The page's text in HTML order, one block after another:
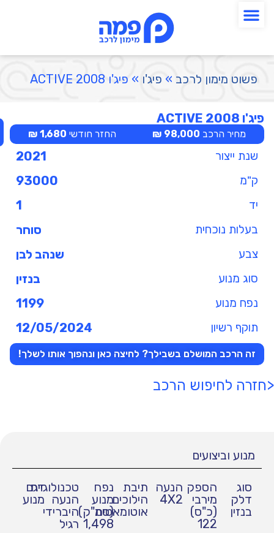
פשוט מימון לרכב » פיג'ו » פיג'ו 2008 ACTIVE
פיג'ו 2008 ACTIVE
מחיר הרכב 98,000 ₪ החזר חודשי 1,680 ₪
שנת ייצור 2021
ק"מ 93000
יד 1
בעלות נוכחית סוחר
צבע שנהב לבן
סוג מנוע בנזין
נפח מנוע 1199
תוקף רשיון 12/05/2024
זה הרכב המושלם בשבילך? לחיצה כאן ונהפוך אותו לשלך!
<חזרה לחיפוש הרכב
מנוע וביצועים
סוג
דלק
בנזין
הספק
מירבי
(כ"ס)
122
הנעה
4X2
תיבת
הילוכים
אוטומאטית
נפח
מנוע
(סמ"ק)
1,498
טכנולוגיית
הנעה
היברידי
רגיל
דגם
מנוע